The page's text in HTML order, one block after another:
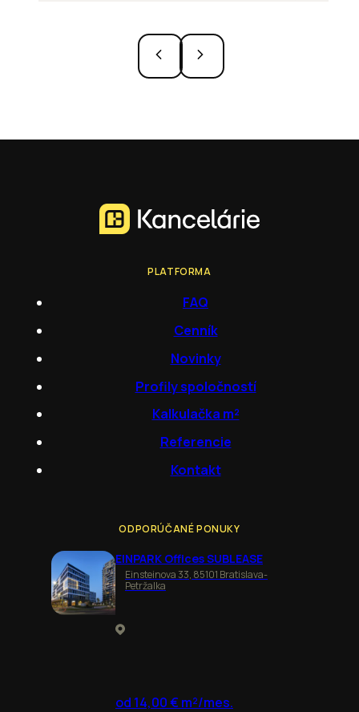
PLATFORMA
FAQ
Cenník
Novinky
Profily spoločností
Kalkulačka m²
Referencie
Kontakt
ODPORÚČANÉ PONUKY
EINPARK Offices SUBLEASE
Einsteinova 33, 85101 Bratislava-
Petržalka
od 14,00 € m²/mes.